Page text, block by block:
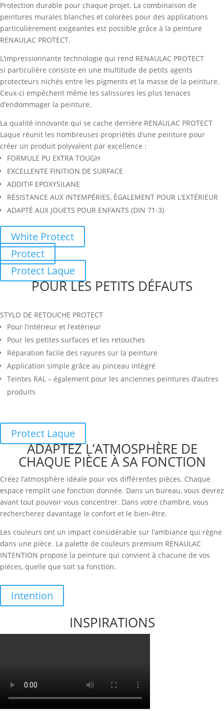
Protection durable pour chaque projet. La combinaison de
peintures murales blanches et colorées pour des applications
particulièrement exigeantes est possible grâce à la peinture
RENAULAC PROTECT.
L’impressionnante technologie qui rend RENAULAC PROTECT
si particulière consiste en une multitude de petits agents
protecteurs nichés entre les pigments et la masse de la peinture.
Ceux-ci empêchent même les salissures les plus tenaces
d’endommager la peinture.
La qualité innovante qui se cache derrière RENAULAC PROTECT
Laque réunit les nombreuses propriétés d’une peinture pour
créer un produit polyvalent par excellence :
FORMULE PU EXTRA TOUGH
EXCELLENTE FINITION DE SURFACE
ADDITIF EPOXYSILANE
RÉSISTANCE AUX INTEMPÉRIES, ÉGALEMENT POUR L’EXTÉRIEUR
ADAPTÉ AUX JOUETS POUR ENFANTS (DIN 71-3)
White Protect
Protect
Protect Laque
POUR LES PETITS DÉFAUTS
STYLO DE RETOUCHE PROTECT
Pour l’intérieur et l’extérieur
Pour les petites surfaces et les retouches
Réparation facile des rayures sur la peinture
Application simple grâce au pinceau intégré
Teintes RAL – également pour les anciennes peintures d’autres
produits
Protect Laque
ADAPTEZ L’ATMOSPHÈRE DE
CHAQUE PIÈCE À SA FONCTION
Créez l’atmosphère idéale pour vos différentes pièces. Chaque
espace remplit une fonction donnée. Dans un bureau, vous devrez
avant tout pouvoir vous concentrer. Dans votre chambre, vous
rechercherez davantage le confort et le bien-être.
Les couleurs ont un impact considérable sur l’ambiance qui règne
dans une pièce. La palette de couleurs premium RENAULAC
INTENTION propose la peinture qui convient à chacune de vos
pièces, quelle que soit sa fonction.
Intention
INSPIRATIONS